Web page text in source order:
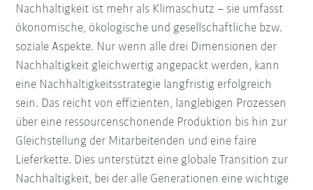
Nachhaltigkeit ist mehr als Klimaschutz – sie umfasst
ökonomische, ökologische und gesellschaftliche bzw.
soziale Aspekte. Nur wenn alle drei Dimensionen der
Nachhaltigkeit gleichwertig angepackt werden, kann
eine Nachhaltigkeitsstrategie langfristig erfolgreich
sein. Das reicht von effizienten, langlebigen Prozessen
über eine ressourcenschonende Produktion bis hin zur
Gleichstellung der Mitarbeitenden und eine faire
Lieferkette. Dies unterstützt eine globale Transition zur
Nachhaltigkeit, bei der alle Generationen eine wichtige